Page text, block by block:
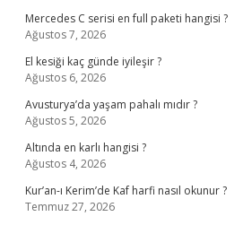
Mercedes C serisi en full paketi hangisi ?
Ağustos 7, 2026
El kesiği kaç günde iyileşir ?
Ağustos 6, 2026
Avusturya’da yaşam pahalı mıdır ?
Ağustos 5, 2026
Altında en karlı hangisi ?
Ağustos 4, 2026
Kur’an-ı Kerim’de Kaf harfi nasıl okunur ?
Temmuz 27, 2026